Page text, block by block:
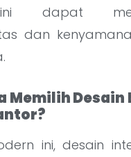
dapat
dan
Memilih
ini, desain